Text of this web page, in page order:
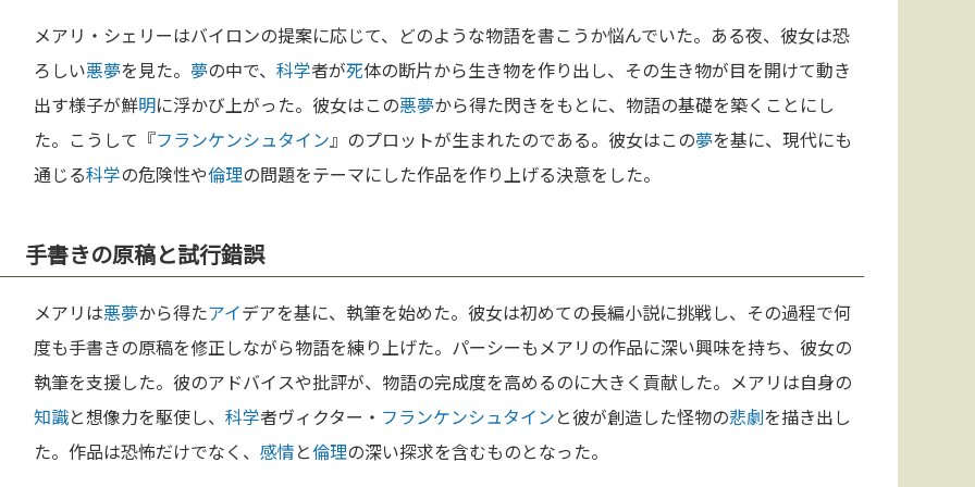
メアリ・シェリーはバイロンの提案に応じて、どのような物語を書こうか悩んでいた。ある夜、彼女は恐
ろしい悪夢を見た。 夢の中で、 科学者が死体の断片から生き物を作り出し、その生き物が目を開けて動き
出す様子が鮮明に浮かび上がった。彼女はこの悪夢から得た閃きをもとに、物語の基礎を築くことにし
た。こうして『フランケンシュタイン』のプロットが生まれたのである。彼女はこの夢を基に、現代にも
通じる科学の危険性や倫理の問題をテーマにした作品を作り上げる決意をした。
手書きの原稿と試行錯誤
メアリは悪夢から得たアイデアを基に、執筆を始めた。彼女は初めての長編小説に挑戦し、その過程で何
度も手書きの原稿を修正しながら物語を練り上げた。パーシーもメアリの作品に深い興味を持ち、彼女の
執筆を支援した。彼のアドバイスや批評が、物語の完成度を高めるのに大きく貢献した。メアリは自身の
知識と想像力を駆使し、 科学者ヴィクター・ フランケンシュタインと彼が創造した怪物の悲劇を描き出し
た。作品は恐怖だけでなく、 感情と倫理の深い探求を含むものとなった。